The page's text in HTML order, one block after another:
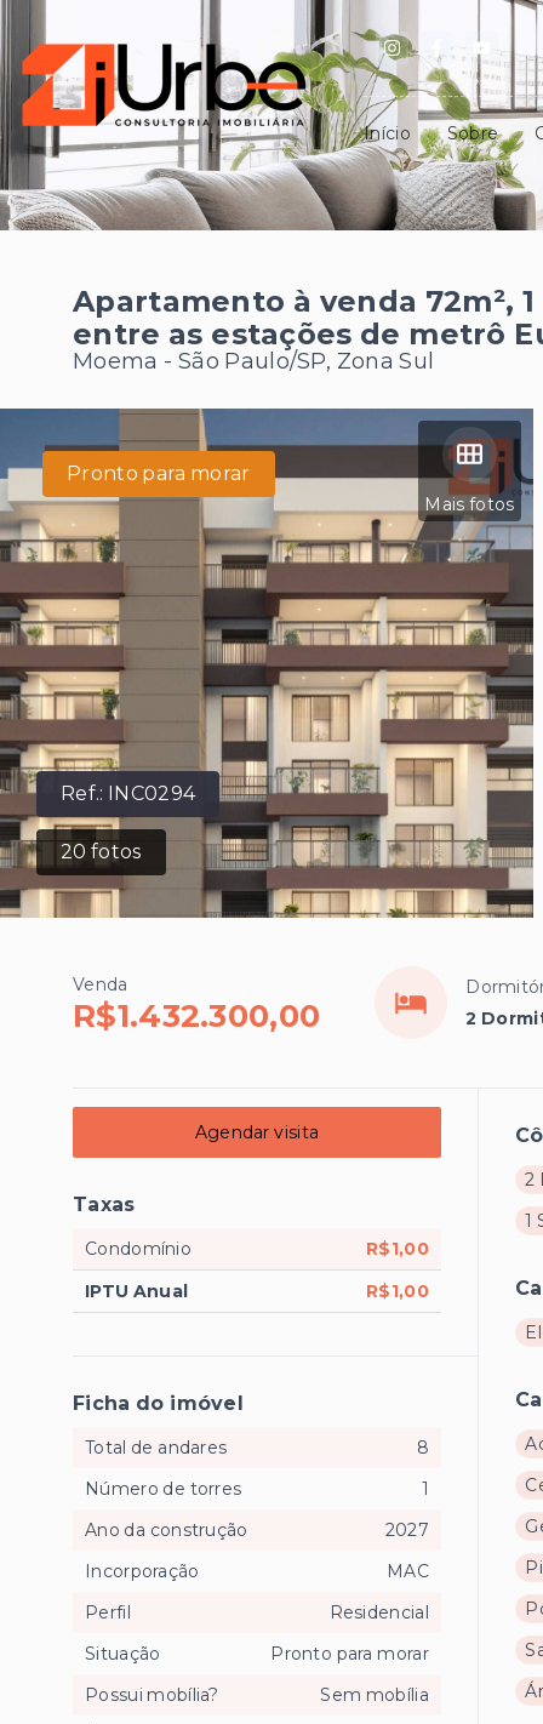
Início Sobre
Apartamento à venda 72m²,
entre as estações de metrô
Moema - São Paulo/SP, Zona Sul
Ref.: INC0294
20 fotos
Mais fotos
Pronto para morar
Venda
R$1.432.300,00
2
2
1
Agendar visita
Taxas
Condomínio
R$1,00
IPTU Anual
R$1,00
Ficha do imóvel
Total de andares
8
Número de torres
1
Ano da construção
2027
Incorporação
MAC
Perfil
Residencial
Situação
Pronto para morar
Possui mobília?
Sem mobília